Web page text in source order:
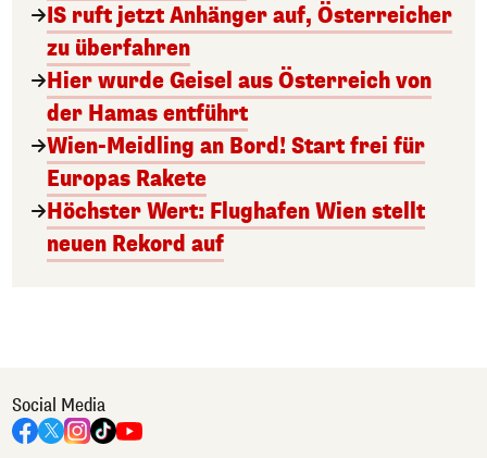
IS ruft jetzt Anhänger auf, Österreicher
zu überfahren
Hier wurde Geisel aus Österreich von
der Hamas entführt
Wien-Meidling an Bord! Start frei für
Europas Rakete
Höchster Wert: Flughafen Wien stellt
neuen Rekord auf
Social Media